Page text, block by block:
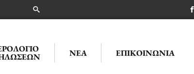
ΝΈΑ ΕΠΙΚΟΙΝΩΝΊΑ